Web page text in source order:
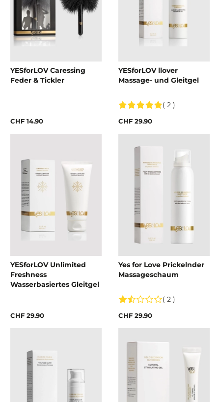
YESforLOV Caressing
Feder & Tickler
CHF 14.90
YESforLOV llover
Massage- und Gleitgel
( 2 )
CHF 29.90
YESforLOV Unlimited
Freshness
Wasserbasiertes Gleitgel
CHF 29.90
Yes for Love Prickelnder
Massageschaum
( 2 )
CHF 29.90